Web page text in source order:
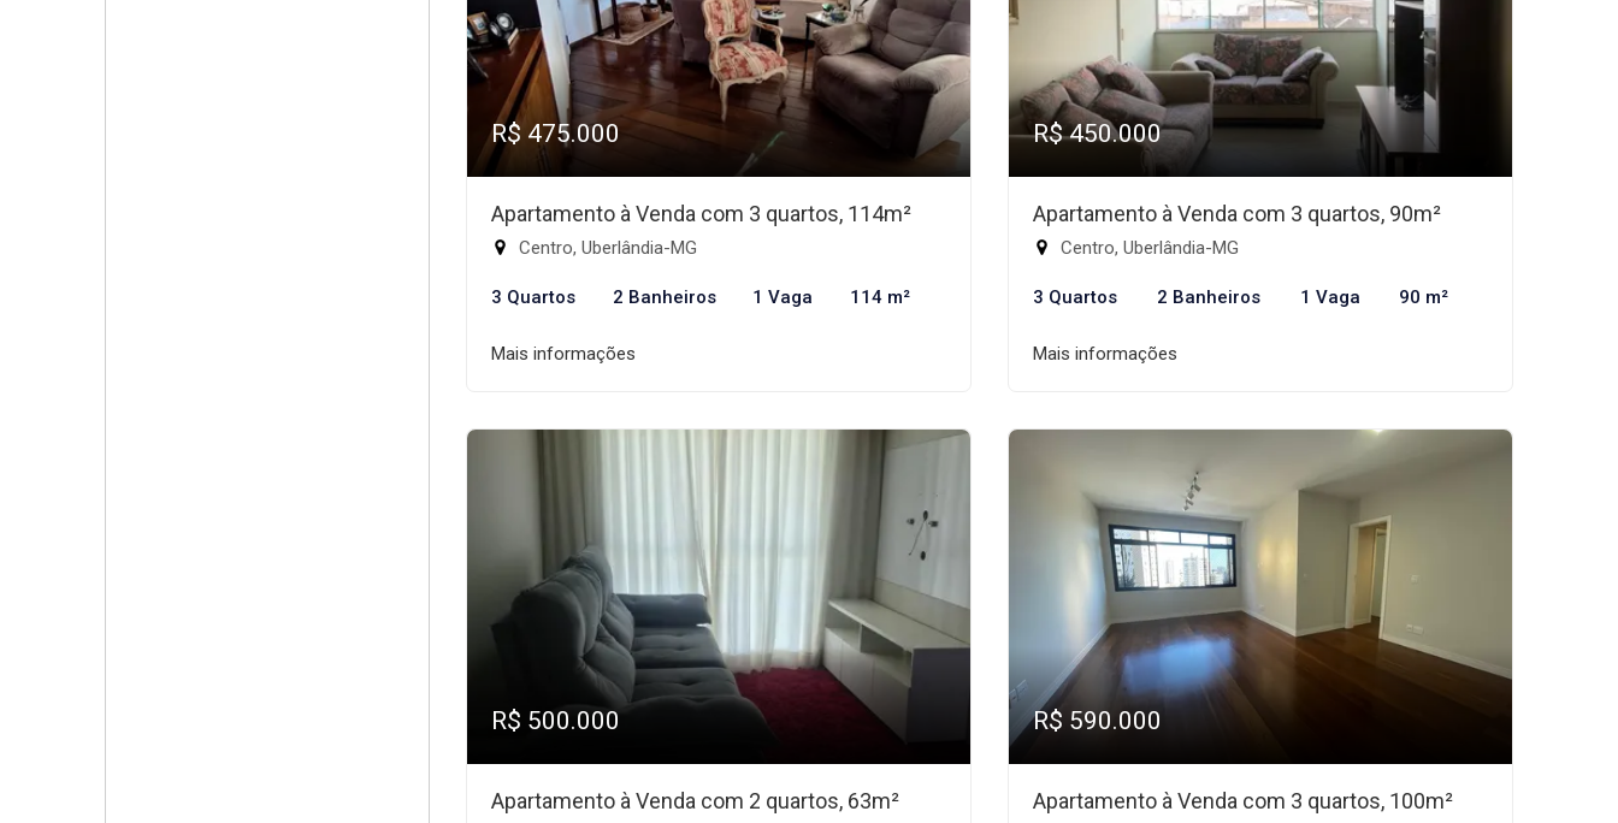
R$ 475.000
Apartamento à Venda com 3 quartos, 114m²
Centro, Uberlândia-MG
3 Quartos 2 Banheiros 1 Vaga 114 m²
Mais informações
R$ 450.000
Apartamento à Venda com 3 quartos, 90m²
Centro, Uberlândia-MG
3 Quartos 2 Banheiros 1 Vaga 90 m²
Mais informações
R$ 500.000
Apartamento à Venda com 2 quartos, 63m²
R$ 590.000
Apartamento à Venda com 3 quartos, 100m²